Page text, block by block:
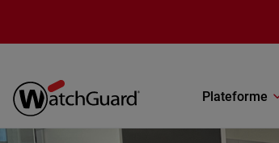
Plateforme